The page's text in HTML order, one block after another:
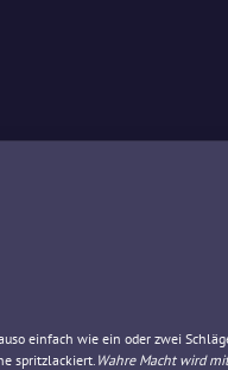
einfach wie ein oder zwei
spritzlackiert. Wahre Macht wird